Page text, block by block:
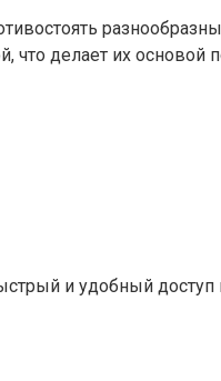
делает их основой
и удобный доступ